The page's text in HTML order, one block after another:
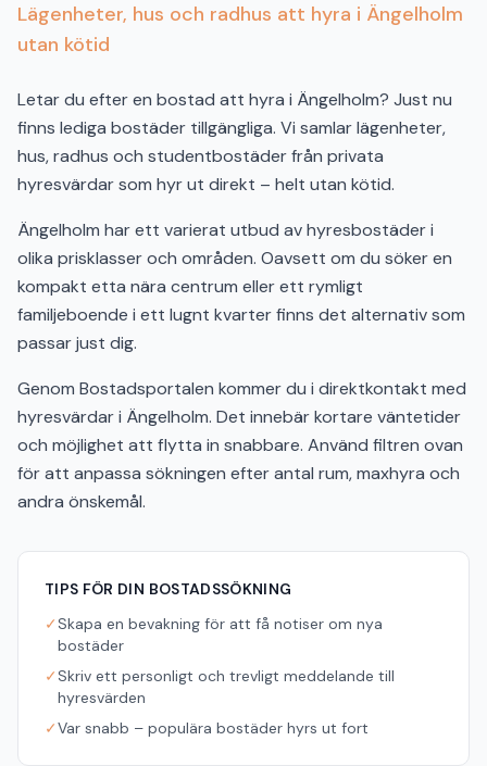
Lägenheter, hus och radhus att hyra i Ängelholm
utan kötid
Letar du efter en bostad att hyra i Ängelholm? Just nu
finns lediga bostäder tillgängliga. Vi samlar lägenheter,
hus, radhus och studentbostäder från privata
hyresvärdar som hyr ut direkt – helt utan kötid.
Ängelholm har ett varierat utbud av hyresbostäder i
olika prisklasser och områden. Oavsett om du söker en
kompakt etta nära centrum eller ett rymligt
familjeboende i ett lugnt kvarter finns det alternativ som
passar just dig.
Genom Bostadsportalen kommer du i direktkontakt med
hyresvärdar i Ängelholm. Det innebär kortare väntetider
och möjlighet att flytta in snabbare. Använd filtren ovan
för att anpassa sökningen efter antal rum, maxhyra och
andra önskemål.
TIPS FÖR DIN BOSTADSSÖKNING
✓Skapa en bevakning för att få notiser om nya
bostäder
✓Skriv ett personligt och trevligt meddelande till
hyresvärden
✓Var snabb – populära bostäder hyrs ut fort